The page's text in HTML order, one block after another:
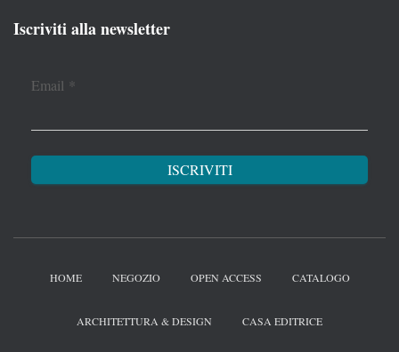
Iscriviti alla newsletter
Email *
HOME NEGOZIO OPEN ACCESS CATALOGO
ARCHITETTURA & DESIGN CASA EDITRICE